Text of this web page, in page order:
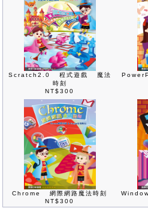
Scratch2.0 程式遊戲 魔法
時刻
NT$300
Chrome 網際網路魔法時刻
NT$300